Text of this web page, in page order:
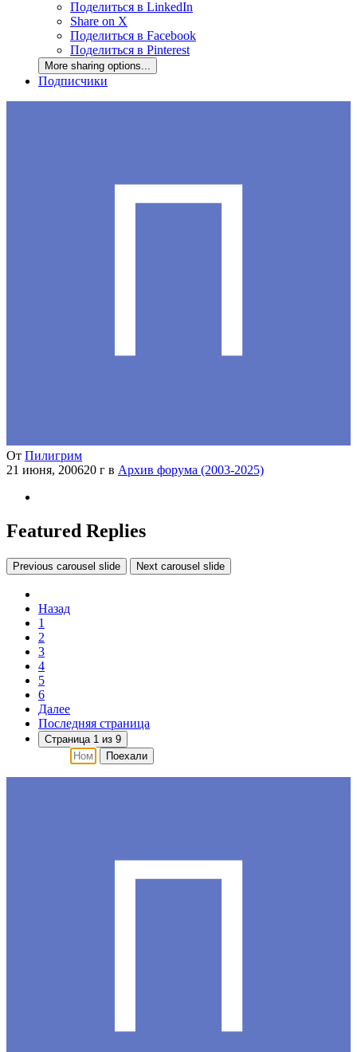
Поделиться в LinkedIn
Share on X
Поделиться в Facebook
Поделиться в Pinterest
More sharing options...
Подписчики
От Пилигрим
21 июня, 200620 г в Архив форума (2003-2025)
Featured Replies
Previous carousel slide Next carousel slide
Назад
1
2
3
4
5
6
Далее
Последняя страница
Страница 1 из 9
Поехали